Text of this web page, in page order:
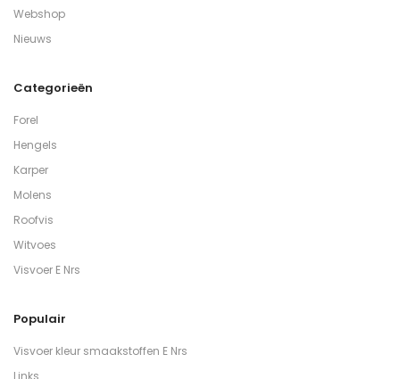
Webshop
Nieuws
Categorieën
Forel
Hengels
Karper
Molens
Roofvis
Witvoes
Visvoer E Nrs
Populair
Visvoer kleur smaakstoffen E Nrs